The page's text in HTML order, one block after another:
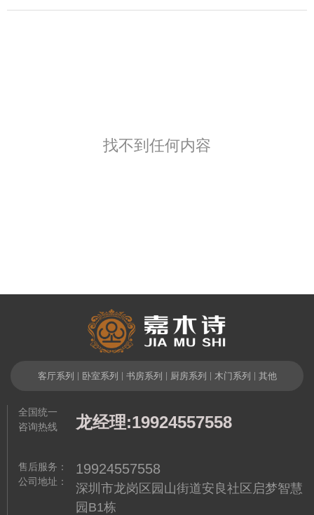
找不到任何内容
客厅系列 | 卧室系列 | 书房系列 | 厨房系列 | 木门系列 | 其他
全国统一
咨询热线
售后服务：
公司地址：
龙经理:19924557558
19924557558
深圳市龙岗区园山街道安良社区启梦智慧
园B1栋